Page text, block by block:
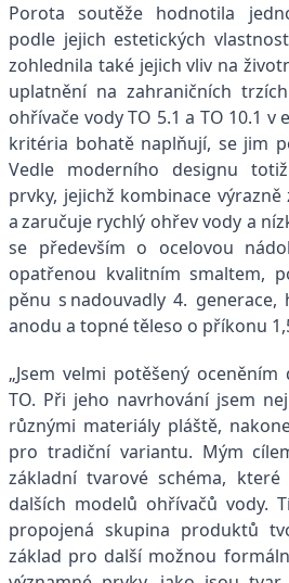
Porota soutěže hodnotila
podle jejich estetických
zohlednila také jejich vliv na
uplatnění na zahraničních
ohřívače vody TO 5.1 a TO 10.1
kritéria bohatě naplňují, se jim
Vedle moderního designu
prvky, jejichž kombinace
a zaručuje rychlý ohřev vody a
se především o ocelovou
opatřenou kvalitním smaltem,
pěnu s nadouvadly 4.
anodu a topné těleso o příkonu
„Jsem velmi potěšený
TO. Při jeho navrhování jsem
různými materiály pláště,
pro tradiční variantu. Mým
základní tvarové schéma,
dalších modelů ohřívačů vody.
propojená skupina produktů
základ pro další možnou